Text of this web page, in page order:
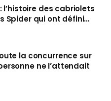
l’histoire des cabriolets
Spider qui ont défini
au vent
la concurrence sur
ne l’attendait